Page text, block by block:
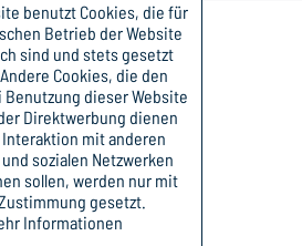
benutzt Cookies, die für
Betrieb der Website
sind und stets gesetzt
Cookies, die den
dieser Website
Direktwerbung dienen
mit anderen
sozialen Netzwerken
sollen, werden nur mit
gesetzt.
Informationen